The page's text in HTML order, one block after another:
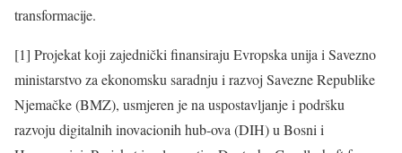
transformacije.
[1] Projekat koji zajednički finansiraju Evropska unija i Savezno
ministarstvo za ekonomsku saradnju i razvoj Savezne Republike
Njemačke (BMZ), usmjeren je na uspostavljanje i podršku
razvoju digitalnih inovacionih hub-ova (DIH) u Bosni i